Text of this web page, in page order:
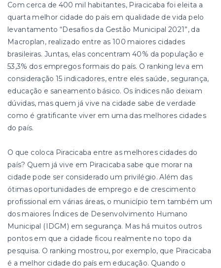
Com cerca de 400 mil habitantes, Piracicaba foi eleita a
quarta melhor cidade do país em qualidade de vida pelo
levantamento “Desafios da Gestão Municipal 2021”, da
Macroplan, realizado entre as 100 maiores cidades
brasileiras. Juntas, elas concentram 40% da população e
53,3% dos empregos formais do país. O ranking leva em
consideração 15 indicadores, entre eles saúde, segurança,
educação e saneamento básico. Os índices não deixam
dúvidas, mas quem já vive na cidade sabe de verdade
como é gratificante viver em uma das melhores cidades
do país.
O que coloca Piracicaba entre as melhores cidades do
país? Quem já vive em Piracicaba sabe que morar na
cidade pode ser considerado um privilégio. Além das
ótimas oportunidades de emprego e de crescimento
profissional em várias áreas, o município tem também um
dos maiores Índices de Desenvolvimento Humano
Municipal (IDGM) em segurança. Mas há muitos outros
pontos em que a cidade ficou realmente no topo da
pesquisa. O ranking mostrou, por exemplo, que Piracicaba
é a melhor cidade do país em educação. Quando o